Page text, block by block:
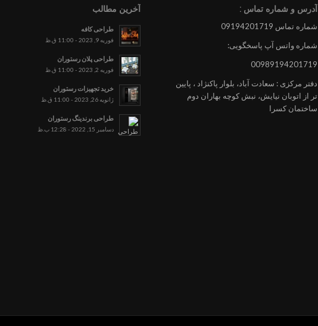
آدرس و شماره تماس :
شماره تماس 09194201719
شماره واتس آپ پاسخگویی:
00989194201719
دفتر مرکزی : سعادت آباد، بلوار پاکنژاد ، پایین
تر از اتوبان نیایش، نبش کوچه بهاران دوم
ساختمان کسرا
آخرین مطالب
طراحی کافه
فوریه 9, 2023 - 11:00 ق.ظ
طراحی پلان رستوران
فوریه 2, 2023 - 11:00 ق.ظ
خرید تجهیزات رستوران
ژانویه 26, 2023 - 11:00 ق.ظ
طراحی برندینگ رستوران
دسامبر 15, 2022 - 12:28 ب.ظ